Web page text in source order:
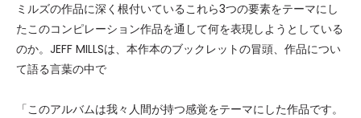
ミルズの作品に深く根付いているこれら3つの要素をテーマにし
たこのコンピレーション作品を通して何を表現しようとしている
のか。JEFF MILLSは、本作本のブックレットの冒頭、作品につい
て語る言葉の中で
「このアルバムは我々人間が持つ感覚をテーマにした作品です。